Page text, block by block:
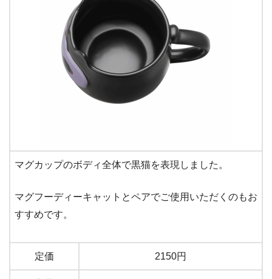
マグカップのボディ全体で黒猫を表現しました。
マグフーディーキャットとペアでご使用いただくのもお
すすめです。
定価 2150円